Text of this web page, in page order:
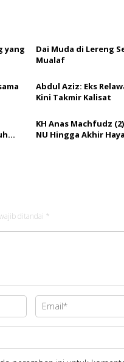
yang
Dai Muda di Lereng
Mualaf
Abdul Aziz: Eks
Kini Takmir Kalisat
KH Anas Machfudz
NU Hingga Akhir
ditandai *